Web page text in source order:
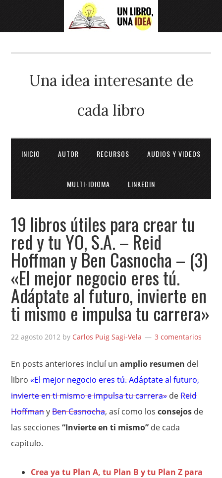
Una idea interesante de
cada libro
INICIO AUTOR RECURSOS AUDIOS Y VIDEOS
MULTI-IDIOMA LINKEDIN
19 libros útiles para crear tu
red y tu YO, S.A. – Reid
Hoffman y Ben Casnocha – (3)
«El mejor negocio eres tú.
Adáptate al futuro, invierte en
ti mismo e impulsa tu carrera»
22 agosto 2012 by Carlos Puig Sagi-Vela 3 comentarios
En posts anteriores incluí unamplio resumen del
libro «El mejor negocio eres tú. Adáptate al futuro,
invierte en ti mismo e impulsa tu carrera»deReid
HoffmanyBen Casnocha, así como los consejos de
las secciones“Invierte en ti mismo” de cada
capítulo.
Crea ya tu Plan A, tu Plan B y tu Plan Z para